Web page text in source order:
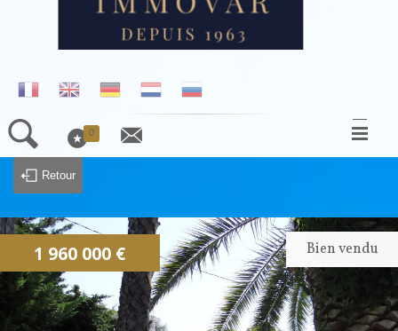
ACCUEIL
NOS BIENS À LA VENTE
CONTACTEZ NOUS
ALERTE EMAIL
IMMOVAR, UN AUTRE REGARD...
0
Retour
1 960 000 € Bien vendu